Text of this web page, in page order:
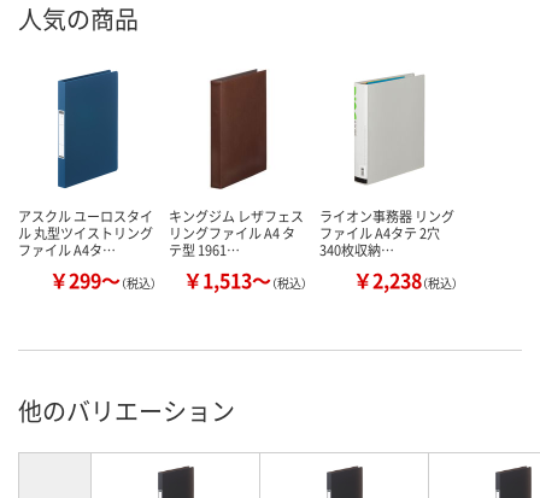
人気の商品
アスクル ユーロスタイ
ル 丸型ツイストリング
ファイル A4タ…
￥299～（税込）
キングジム レザフェス
リングファイル A4 タ
テ型 1961…
￥1,513～（税込）
ライオン事務器 リング
ファイル A4タテ 2穴
340枚収納…
￥2,238（税込）
他のバリエーション